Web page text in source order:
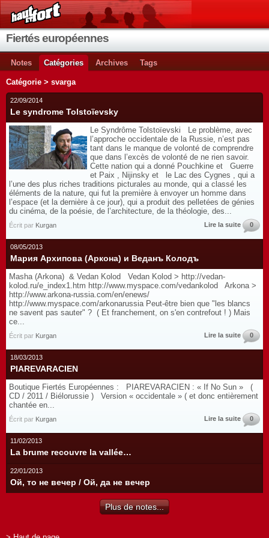
Fiertés européennes
Notes Catégories Archives Tags
Catégorie > svarga
22/09/2014
Le syndrome Tolstoïevsky
Le Syndrôme Tolstoïevski Le problème, avec
l’approche occidentale de la Russie, n’est pas
tant dans le manque de volonté de comprendre
que dans l’excès de volonté de ne rien savoir.
Cette nation qui a donné Pouchkine et Guerre
et Paix , Nijinsky et le Lac des Cygnes , qui a
l’une des plus riches traditions picturales au monde, qui a classé les
éléments de la nature, qui fut la première à envoyer un homme dans
l’espace (et la dernière à ce jour), qui a produit des pelletées de génies
du cinéma, de la poésie, de l’architecture, de la théologie, des...
Écrit par Kurgan Lire la suite 0
08/05/2013
Мария Архипова (Аркона) и Веданъ Колодъ
Masha (Arkona) & Vedan Kolod Vedan Kolod > http://vedan-
kolod.ru/e_index1.htm http://www.myspace.com/vedankolod Arkona >
http://www.arkona-russia.com/en/enews/
http://www.myspace.com/arkonarussia Peut-être bien que "les blancs
ne savent pas sauter" ? ( Et franchement, on s'en contrefout ! ) Mais
ce...
Écrit par Kurgan Lire la suite 0
18/03/2013
PIAREVARACIEN
Boutique Fiertés Européennes : PIAREVARACIEN : « If No Sun » (
CD / 2011 / Biélorussie ) Version « occidentale » ( et donc entièrement
chantée en...
Écrit par Kurgan Lire la suite 0
11/02/2013
La brume recouvre la vallée…
22/01/2013
Ой, то не вечер / Ой, да не вечер
Plus de notes...